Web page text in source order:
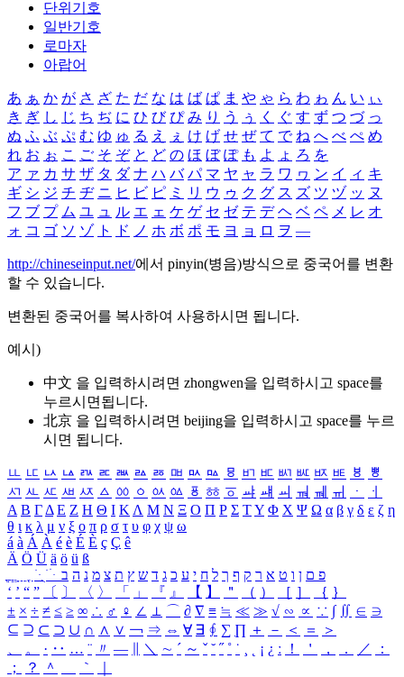
단위기호
일반기호
로마자
아랍어
あ ぁ か が さ ざ た だ な は ば ぱ ま や ゃ ら わ ゎ ん い ぃ
き ぎ し じ ち ぢ に ひ び ぴ み り う ぅ く ぐ す ず つ づ っ
ぬ ふ ぶ ぷ む ゆ ゅ る え ぇ け げ せ ぜ て で ね へ べ ぺ め
れ お ぉ こ ご そ ぞ と ど の ほ ぼ ぽ も よ ょ ろ を
ア ァ カ サ ザ タ ダ ナ ハ バ パ マ ヤ ャ ラ ワ ヮ ン イ ィ キ
ギ シ ジ チ ヂ ニ ヒ ビ ピ ミ リ ウ ゥ ク グ ス ズ ツ ヅ ッ ヌ
フ ブ プ ム ユ ュ ル エ ェ ケ ゲ セ ゼ テ デ ヘ ベ ペ メ レ オ
ォ コ ゴ ソ ゾ ト ド ノ ホ ボ ポ モ ヨ ョ ロ ヲ ―
http://chineseinput.net/에서 pinyin(병음)방식으로 중국어를 변환
할 수 있습니다.
변환된 중국어를 복사하여 사용하시면 됩니다.
예시)
中文 을 입력하시려면 zhongwen을 입력하시고 space를
누르시면됩니다.
北京 을 입력하시려면 beijing을 입력하시고 space를 누르
시면 됩니다.
ㅥ ㅦ ㅧ ㅨ ㅩ ㅪ ㅫ ㅬ ㅭ ㅮ ㅯ ㅰ ㅱ ㅲ ㅳ ㅴ ㅵ ㅶ ㅷ ㅸ
ㅹ
ㅺ ㅻ ㅼ ㅽ ㅾ ㅿ ㆀ ㆁ ㆂ ㆃ ㆄ ㆅ ㆆ ㆇ ㆈ ㆉ ㆊ ㆋ ㆌ ㆍ
ㆎ
Α Β ΓΔ Ε Ζ Η Θ Ι ΚΛ Μ Ν Ξ Ο Π Ρ Σ ΤΥ Φ Χ Ψ Ω α β γ δ ε ζ η
θ ι κ λ μ ν ξ ο π ρ σ τ υ φ χ ψ ω
á à Á À é è É È ç Ç ê
Ä Ö Ü ä ö ü ß
ִֶֹ ֻּ ׁׂ פ ם ן ו ט א ר ק ף ך ל ח י ע כ ג ד ש ץ ת צ מ נ ה ב
‘ ’ “ ” 〔 〕 〈 〉 「 」 『 』 【 】 ＂ （ ） ［ ］ ｛ ｝
± × ÷ ≠ ≤ ≥ ∞ ∴ ♂ ♀ ∠ ⊥ ⌒ ∂ ∇ ≡ ≒ ≪ ≫ √ ∽ ∝ ∵ ∫ ∬ ∈ ∋
⊆ ⊇ ⊂ ⊃ ∪ ∩ ∧ ∨ ￢ ⇒ ⇔ ∀ ∃ ∮ ∑ ∏ ＋ － ＜ ＝
＞
、
。 · ‥ … ¨ 〃 ― ＼ ∼ ´ ～ ˇ ˘ ˝ ˚ ˙ ¸ ¡ ¿ ː ！ ＇ ， ． ／
：
；
？ ＾ ｀